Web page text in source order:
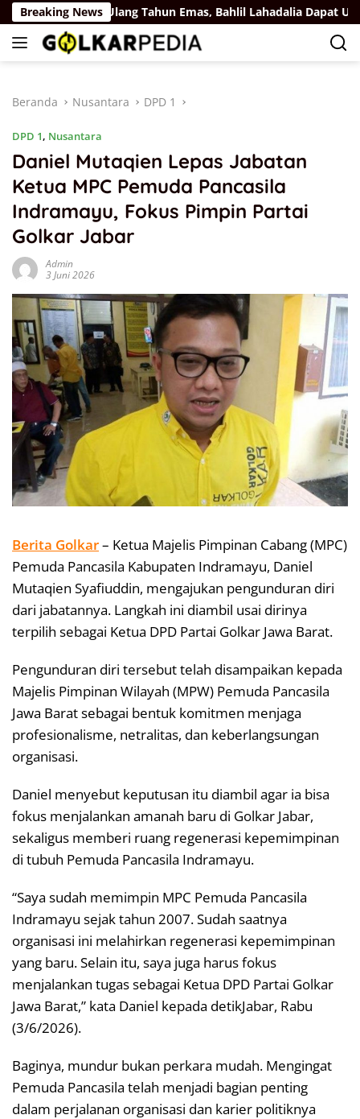
Langsung
ke
konten
Breaking NewsUlang Tahun Emas, Bahlil Lahadalia Dapat Ucapan
Beranda Nusantara DPD 1
DPD 1, Nusantara
Daniel Mutaqien Lepas Jabatan
Ketua MPC Pemuda Pancasila
Indramayu, Fokus Pimpin Partai
Golkar Jabar
Admin
3 Juni 2026
Berita Golkar– Ketua Majelis Pimpinan Cabang (MPC)
Pemuda Pancasila Kabupaten Indramayu, Daniel
Mutaqien Syafiuddin, mengajukan pengunduran diri
dari jabatannya. Langkah ini diambil usai dirinya
terpilih sebagai Ketua DPD Partai Golkar Jawa Barat.
Pengunduran diri tersebut telah disampaikan kepada
Majelis Pimpinan Wilayah (MPW) Pemuda Pancasila
Jawa Barat sebagai bentuk komitmen menjaga
profesionalisme, netralitas, dan keberlangsungan
organisasi.
Daniel menyebut keputusan itu diambil agar ia bisa
fokus menjalankan amanah baru di Golkar Jabar,
sekaligus memberi ruang regenerasi kepemimpinan
di tubuh Pemuda Pancasila Indramayu.
“Saya sudah memimpin MPC Pemuda Pancasila
Indramayu sejak tahun 2007. Sudah saatnya
organisasi ini melahirkan regenerasi kepemimpinan
yang baru. Selain itu, saya juga harus fokus
menjalankan tugas sebagai Ketua DPD Partai Golkar
Jawa Barat,” kata Daniel kepada detikJabar, Rabu
(3/6/2026).
Baginya, mundur bukan perkara mudah. Mengingat
Pemuda Pancasila telah menjadi bagian penting
dalam perjalanan organisasi dan karier politiknya